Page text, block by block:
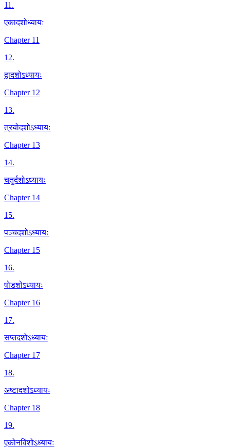
11.
एकादशोध्यायः
Chapter 11
12.
द्वादशोऽध्यायः
Chapter 12
13.
त्रयोदशोऽध्यायः
Chapter 13
14.
चतुर्दशोऽध्यायः
Chapter 14
15.
पञ्चदशोऽध्यायः
Chapter 15
16.
षोडशोऽध्यायः
Chapter 16
17.
सप्तदशोऽध्यायः
Chapter 17
18.
अष्टादशोऽध्यायः
Chapter 18
19.
एकोनविंशोऽध्यायः